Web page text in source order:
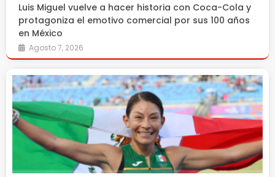
Luis Miguel vuelve a hacer historia con Coca-Cola y
protagoniza el emotivo comercial por sus 100 años
en México
Agosto 7, 2026